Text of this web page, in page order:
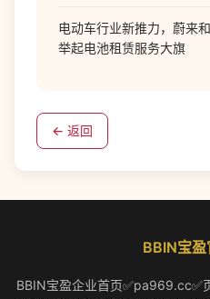
电动车行业新推力，蔚来
举起电池租赁服务大旗
← 返回
BBIN宝
BBIN宝盈企业首页✅pa969.cc✅